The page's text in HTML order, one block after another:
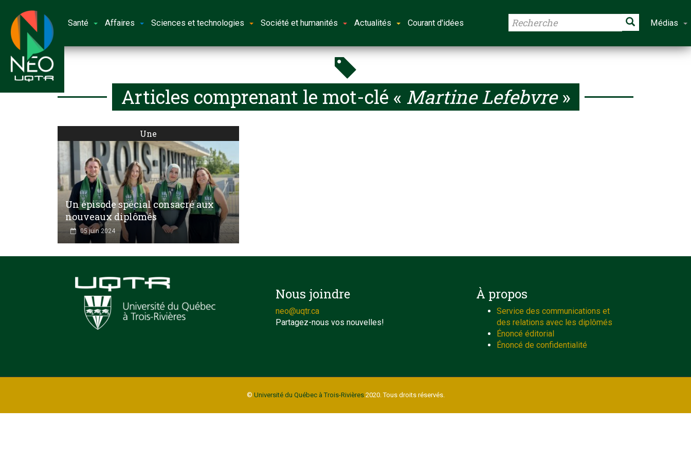
Santé Affaires Sciences et technologies Société et humanités Actualités Courant d'idées Médias
Articles comprenant le mot-clé « Martine Lefebvre»
Une
Un épisode spécial consacré aux
nouveaux diplômés
05 juin 2024
Nous joindre
neo@uqtr.ca
Partagez-nous vos nouvelles!
À propos
Service des communications et
des relations avec les diplômés
Énoncé éditorial
Énoncé de confidentialité
© Université du Québec à Trois-Rivières2020. Tous droits réservés.